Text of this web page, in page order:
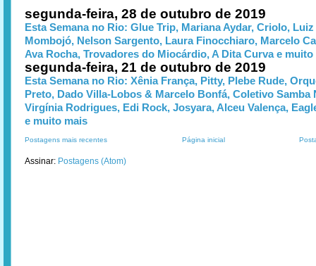
segunda-feira, 28 de outubro de 2019
Esta Semana no Rio: Glue Trip, Mariana Aydar, Criolo, Luiz
Mombojó, Nelson Sargento, Laura Finocchiaro, Marcelo
Ava Rocha, Trovadores do Miocárdio, A Dita Curva e muito
segunda-feira, 21 de outubro de 2019
Esta Semana no Rio: Xênia França, Pitty, Plebe Rude,
Preto, Dado Villa-Lobos & Marcelo Bonfá, Coletivo Samba
Virgínia Rodrigues, Edi Rock, Josyara, Alceu Valença,
e muito mais
Postagens mais recentes Página inicial
Assinar: Postagens (Atom)